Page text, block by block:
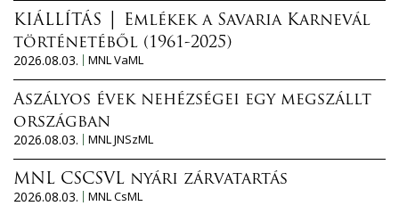
KIÁLLÍTÁS │ Emlékek a Savaria Karnevál
történetéből (1961-2025)
2026.08.03.
MNL VaML
Aszályos évek nehézségei egy megszállt
országban
2026.08.03.
MNL JNSzML
MNL CSCSVL nyári zárvatartás
2026.08.03.
MNL CsML